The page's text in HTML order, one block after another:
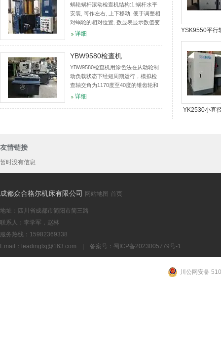
YSK9550平行
数控滚动
YK2530小直
成都YK2530
蜗轮蜗杆滚动检查机结构:1.蜗杆水平
安装, 可作左右, 上下移动, 便于调整相
对蜗轮的相对位置, 数显表显示数值变
化.2.蜗轮竖直安装, 可相对蜗杆作前后
详细
YBW9580检查机
YBW9580检查机用涂色法在从动轮制
动负载状态下经短周期运行，模拟检
查轴交角为1170度至40度的锥齿轮和
准双曲面齿轮的接触精度、齿轮啮合
详细
友情链接
暂时没有信息
成都众合格尔机床有限公司 网站地图 首页
地址：四川省成都市简阳市简三路
联系人：李学军，赵林
服务热线：15982369338
Email： leadinglxj@163.com 备案号：蜀ICP备2023005779号-1
川公网安备